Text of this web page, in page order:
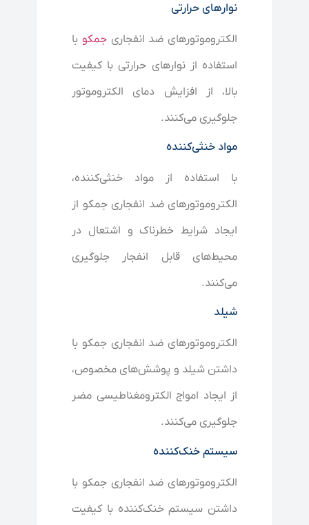
نوارهای حرارتی
الکتروموتورهای ضد انفجاریجمکو با
استفاده از نوارهای حرارتی با کیفیت
بالا، از افزایش دمای الکتروموتور
جلوگیری می‌کنند.
مواد خنثی‌کننده
با استفاده از مواد خنثی‌کننده،
الکتروموتورهای ضد انفجاری جمکو از
ایجاد شرایط خطرناک و اشتعال در
محیط‌های قابل انفجار جلوگیری
می‌کنند.
شیلد
الکتروموتورهای ضد انفجاری جمکو با
داشتن شیلد و پوشش‌های مخصوص،
از ایجاد امواج الکترومغناطیسی مضر
جلوگیری می‌کنند.
سیستم خنک‌کننده
الکتروموتورهای ضد انفجاری جمکو با
داشتن سیستم خنک‌کننده با کیفیت